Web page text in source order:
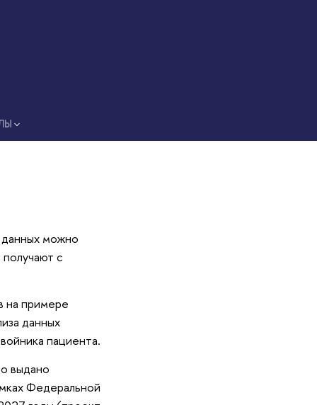
можно
с
на примере
данных
пациента.
выдано
Федеральной